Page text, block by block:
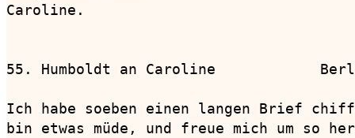
Caroline.
55. Humboldt an Caroline
Ich habe soeben einen langen Brief
bin etwas müde, und freue mich um so